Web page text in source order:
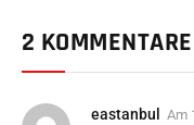
2 KOMMENTARE
eastanbul Am